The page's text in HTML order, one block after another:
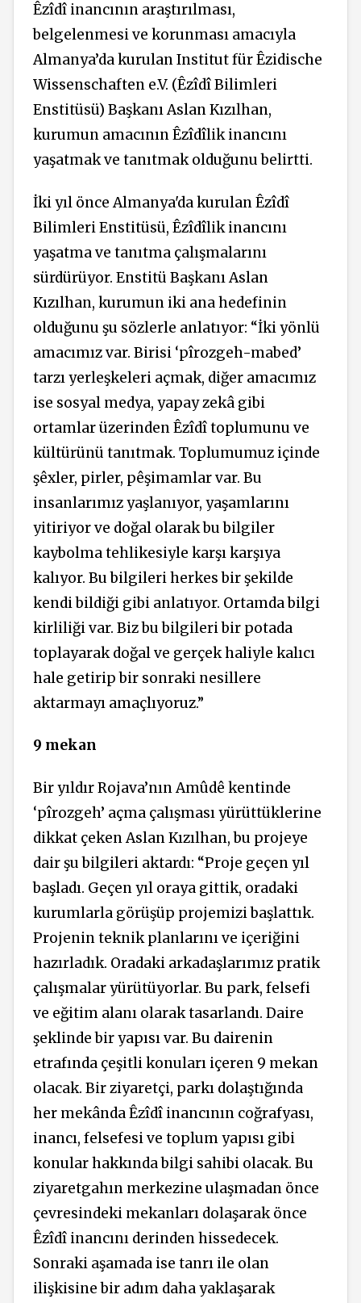
Êzîdî inancının araştırılması,
belgelenmesi ve korunması amacıyla
Almanya’da kurulan Institut für Êzidische
Wissenschaften e.V. (Êzîdî Bilimleri
Enstitüsü) Başkanı Aslan Kızılhan,
kurumun amacının Êzîdîlik inancını
yaşatmak ve tanıtmak olduğunu belirtti.
İki yıl önce Almanya'da kurulan Êzîdî
Bilimleri Enstitüsü, Êzîdîlik inancını
yaşatmave tanıtma çalışmalarını
sürdürüyor. Enstitü Başkanı Aslan
Kızılhan, kurumun iki anahedefinin
olduğunu şu sözlerle anlatıyor: “İki yönlü
amacımız var. Birisi ‘pîrozgeh-mabed’
tarzı yerleşkeleri açmak, diğer amacımız
ise sosyal medya, yapay zekâ gibi
ortamlar üzerinden Êzîdî toplumunu ve
kültürünü tanıtmak. Toplumumuz içinde
şêxler, pirler, pêşimamlar var. Bu
insanlarımız yaşlanıyor, yaşamlarını
yitiriyor ve doğal olarak bu bilgiler
kaybolma tehlikesiyle karşı karşıya
kalıyor. Bu bilgileri herkes bir şekilde
kendi bildiği gibi anlatıyor. Ortamda bilgi
kirliliği var. Biz bu bilgileri bir potada
toplayarak doğal ve gerçek haliyle kalıcı
hale getirip bir sonraki nesillere
aktarmayı amaçlıyoruz.”
9 mekan
Bir yıldır Rojava’nın Amûdê kentinde
‘pîrozgeh’ açma çalışması yürüttüklerine
dikkat çeken Aslan Kızılhan, bu projeye
dair şu bilgileri aktardı: “Proje geçen yıl
başladı. Geçen yıl oraya gittik, oradaki
kurumlarla görüşüp projemizi başlattık.
Projenin teknik planlarını ve içeriğini
hazırladık. Oradaki arkadaşlarımız pratik
çalışmalar yürütüyorlar. Bu park, felsefi
ve eğitim alanı olarak tasarlandı. Daire
şeklinde bir yapısı var. Bu dairenin
etrafında çeşitli konuları içeren 9 mekan
olacak. Bir ziyaretçi, parkı dolaştığında
her mekânda Êzîdî inancının coğrafyası,
inancı, felsefesi ve toplum yapısı gibi
konular hakkında bilgi sahibi olacak. Bu
ziyaretgahın merkezine ulaşmadan önce
çevresindeki mekanları dolaşarak önce
Êzîdî inancını derinden hissedecek.
Sonraki aşamada ise tanrı ile olan
ilişkisine bir adım daha yaklaşarak